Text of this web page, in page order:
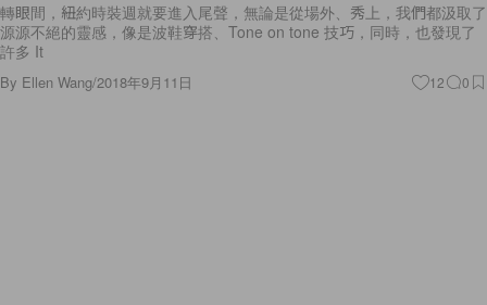
轉眼間，紐約時裝週就要進入尾聲，無論是從場外、秀上，我們都汲取了
源源不絕的靈感，像是波鞋穿搭、Tone on tone 技巧，同時，也發現了
許多 It
By Ellen Wang/2018年9月11日 12 0